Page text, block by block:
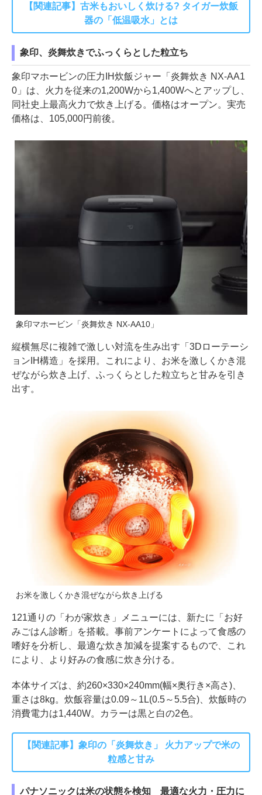
【関連記事】古米もおいしく炊ける? タイガー炊飯
器の「低温吸水」とは
象印、炎舞炊きでふっくらとした粒立ち
象印マホービンの圧力IH炊飯ジャー「炎舞炊き NX-AA1
0」は、火力を従来の1,200Wから1,400Wへとアップし、
同社史上最高火力で炊き上げる。価格はオープン。実売
価格は、105,000円前後。
象印マホービン「炎舞炊き NX-AA10」
縦横無尽に複雑で激しい対流を生み出す「3Dローテーシ
ョンIH構造」を採用。これにより、お米を激しくかき混
ぜながら炊き上げ、ふっくらとした粒立ちと甘みを引き
出す。
お米を激しくかき混ぜながら炊き上げる
121通りの「わが家炊き」メニューには、新たに「お好
みごはん診断」を搭載。事前アンケートによって食感の
嗜好を分析し、最適な炊き加減を提案するもので、これ
により、より好みの食感に炊き分ける。
本体サイズは、約260×330×240mm(幅×奥行き×高さ)、
重さは8kg。炊飯容量は0.09～1L(0.5～5.5合)、炊飯時の
消費電力は1,440W。カラーは黒と白の2色。
【関連記事】象印の「炎舞炊き」 火力アップで米の
粒感と甘み
パナソニックは米の状態を検知 最適な火力・圧力に